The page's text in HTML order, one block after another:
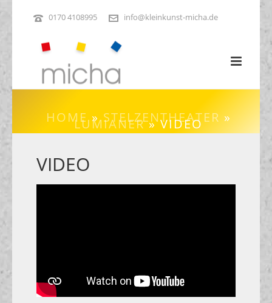
0170 4108995 info@kleinkunst-micha.de
HOME»STELZENTHEATER »
LUMIANER»VIDEO
VIDEO